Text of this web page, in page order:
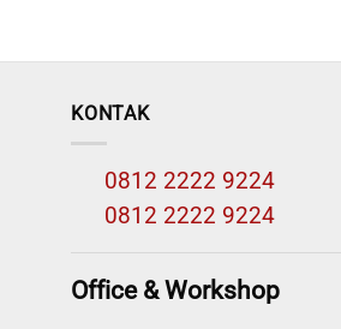
KONTAK
0812 2222 9224
0812 2222 9224
Office & Workshop